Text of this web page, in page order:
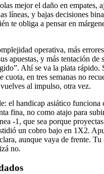
mejor el daño en empates,
líneas, y bajas decisiones
te obliga a pensar en
operativa, más
apuestas, y más tentación de
Ahí se va la plata rápido.
cuota, en tres semanas no
al impulso, otra vez.
el handicap asiático funciona
fina, no como atajo para
-1, que sea porque
un cobro bajo en 1X2.
aunque vaya de frente. Tu
no.